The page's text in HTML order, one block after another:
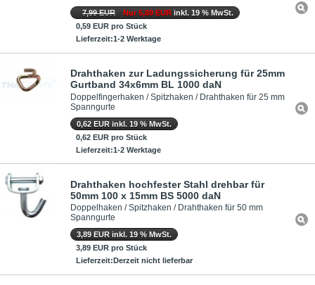
7,99 EUR Nur 5,89 EUR inkl. 19 % MwSt.
0,59 EUR pro Stück
Lieferzeit:1-2 Werktage
Drahthaken zur Ladungssicherung für 25mm
Gurtband 34x6mm BL 1000 daN
Doppelfingerhaken / Spitzhaken / Drahthaken für 25 mm
Spanngurte
0,62 EUR inkl. 19 % MwSt.
0,62 EUR pro Stück
Lieferzeit:1-2 Werktage
Drahthaken hochfester Stahl drehbar für
50mm 100 x 15mm BS 5000 daN
Doppelhaken / Spitzhaken / Drahthaken für 50 mm
Spanngurte
3,89 EUR inkl. 19 % MwSt.
3,89 EUR pro Stück
Lieferzeit:Derzeit nicht lieferbar